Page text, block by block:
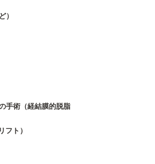
）
手術（経結膜的脱脂
フト）